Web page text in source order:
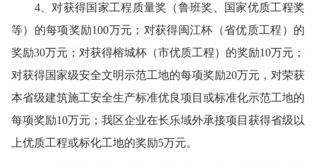
4、对获得国家工程质量奖（鲁班奖、国家优质工程奖
等）的每项奖励100万元；对获得闽江杯（省优质工程）的
奖励30万元；对获得榕城杯（市优质工程）的奖励10万元；
对获得国家级安全文明示范工地的每项奖励20万元，对荣获
本省级建筑施工安全生产标准优良项目或标准化示范工地的
每项奖励10万元；我区企业在长乐域外承接项目获得省级以
上优质工程或标化工地的奖励5万元。